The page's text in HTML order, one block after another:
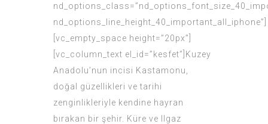
nd_options_line_height_40_important_all_iphone”]
[vc_empty_space height=”20px”]
[vc_column_text el_id=”kesfet”]Kuzey
Anadolu’nun incisi Kastamonu,
doğal güzellikleri ve tarihi
zenginlikleriyle kendine hayran
bırakan bir şehir. Küre ve Ilgaz